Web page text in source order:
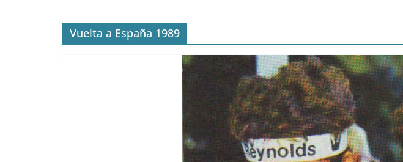
Vuelta a España 1989